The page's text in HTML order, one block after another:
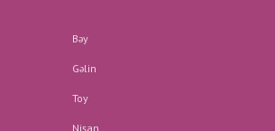
Bəy
Gəlin
Toy
Nişan